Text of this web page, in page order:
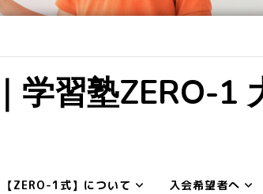
学習塾ZERO-1
【ZERO-1式】について 入会希望者へ